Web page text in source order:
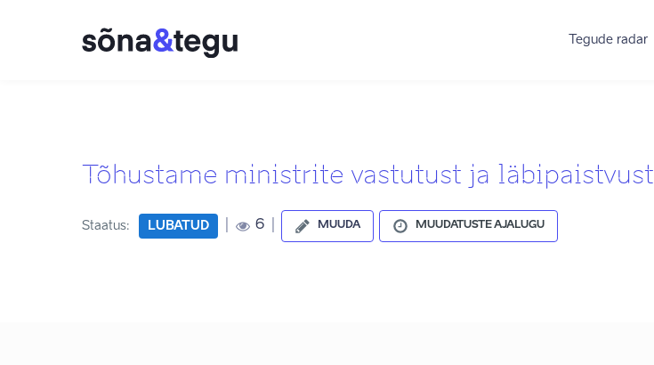
Tegude radar
Tõhustame ministrite vastutust ja läbipaistvust
Staatus: LUBATUD 6 MUUDA MUUDATUSTE AJALUGU